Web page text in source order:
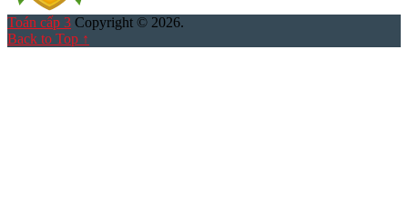
Toán cấp 3 Copyright © 2026.
Back to Top ↑